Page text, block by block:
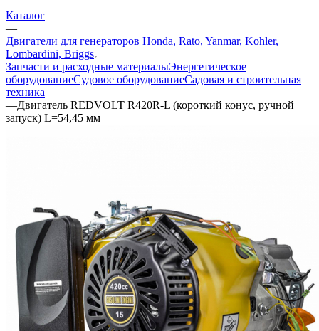
Каталог
—
Двигатели для генераторов Honda, Rato, Yanmar, Kohler,
Lombardini, Briggs
Запчасти и расходные материалыЭнергетическое
оборудованиеСудовое оборудованиеСадовая и строительная
техника
—Двигатель REDVOLT R420R-L (короткий конус, ручной
запуск) L=54,45 мм